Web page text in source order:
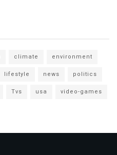
climate
environment
lifestyle news
politics
Tvs usa video-games